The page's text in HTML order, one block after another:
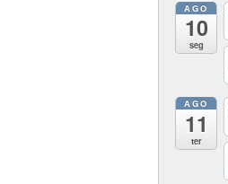
AGO
10
seg
AGO
11
ter